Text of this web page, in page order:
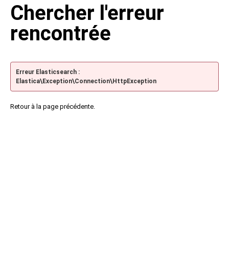
Chercher l'erreur
rencontrée
Erreur Elasticsearch :
Elastica\Exception\Connection\HttpException
Retour à la page précédente.